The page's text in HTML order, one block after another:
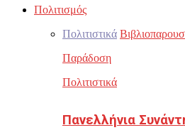
Πολιτισμός
Πολιτιστικά
Παράδοση
Πολιτιστικά
Πανελλήνια